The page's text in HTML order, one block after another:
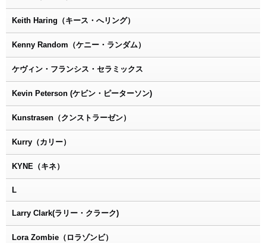
Keith Haring（キース・へリング）
Kenny Random（ケニー・ランダム）
ケヴィン・フランシス・セラミックス
Kevin Peterson (ケビン・ピーターソン)
Kunstrasen（クンストラーゼン）
Kurry（カリー）
KYNE（キネ）
L
Larry Clark(ラリー・クラーク)
Lora Zombie（ロラゾンビ）